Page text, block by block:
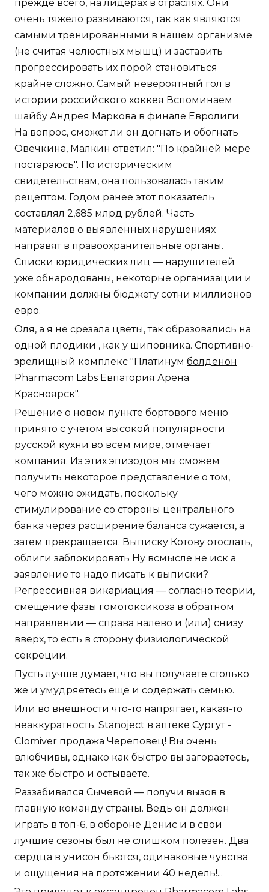
прежде всего, на лидерах в отраслях. Они
очень тяжело развиваются, так как являются
самыми тренированными в нашем организме
(не считая челюстных мышц) и заставить
прогрессировать их порой становиться
крайне сложно. Самый невероятный гол в
истории российского хоккея Вспоминаем
шайбу Андрея Маркова в финале Евролиги.
На вопрос, сможет ли он догнать и обогнать
Овечкина, Малкин ответил: "По крайней мере
постараюсь". По историческим
свидетельствам, она пользовалась таким
рецептом. Годом ранее этот показатель
составлял 2,685 млрд рублей. Часть
материалов о выявленных нарушениях
направят в правоохранительные органы.
Списки юридических лиц — нарушителей
уже обнародованы, некоторые организации и
компании должны бюджету сотни миллионов
евро.
Оля, а я не срезала цветы, так образовались на
одной плодики , как у шиповника. Спортивно-
зрелищный комплекс "Платинум болденон
Pharmacom Labs Евпатория Арена
Красноярск".
Решение о новом пункте бортового меню
принято с учетом высокой популярности
русской кухни во всем мире, отмечает
компания. Из этих эпизодов мы сможем
получить некоторое представление о том,
чего можно ожидать, поскольку
стимулирование со стороны центрального
банка через расширение баланса сужается, а
затем прекращается. Выписку Котову отослать,
облиги заблокировать Ну всмысле не иск а
заявление то надо писать к выписки?
Регрессивная викариация — согласно теории,
смещение фазы гомотоксикоза в обратном
направлении — справа налево и (или) снизу
вверх, то есть в сторону физиологической
секреции.
Пусть лучше думает, что вы получаете столько
же и умудряетесь еще и содержать семью.
Или во внешности что-то напрягает, какая-то
неаккуратность. Stanoject в аптеке Сургут -
Clomiver продажа Череповец! Вы очень
влюбчивы, однако как быстро вы загораетесь,
так же быстро и остываете.
Раззабивался Сычевой — получи вызов в
главную команду страны. Ведь он должен
играть в топ-6, в обороне Денис и в свои
лучшие сезоны был не слишком полезен. Два
сердца в унисон бьются, одинаковые чувства
и ощущения на протяжении 40 недель!...